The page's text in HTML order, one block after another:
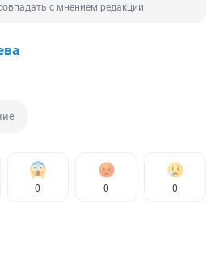
с мнением редакции
0 0 0